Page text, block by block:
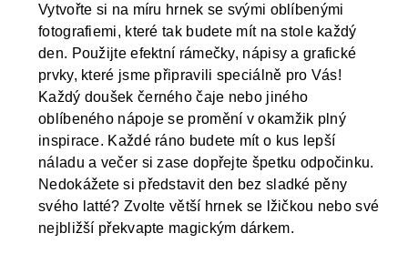
Vytvořte si na míru hrnek se svými oblíbenými
fotografiemi, které tak budete mít na stole každý
den. Použijte efektní rámečky, nápisy a grafické
prvky, které jsme připravili speciálně pro Vás!
Každý doušek černého čaje nebo jiného
oblíbeného nápoje se promění v okamžik plný
inspirace. Každé ráno budete mít o kus lepší
náladu a večer si zase dopřejte špetku odpočinku.
Nedokážete si představit den bez sladké pěny
svého latté? Zvolte větší hrnek se lžičkou nebo své
nejbližší překvapte magickým dárkem.